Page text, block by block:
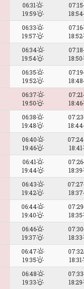
06:31
19:59
07:15
18:54
06:33
19:57
07:16
18:52
06:34
19:54
07:18
18:50
06:35
19:52
07:19
18:48
06:37
19:50
07:21
18:46
06:38
19:48
07:23
18:44
06:40
19:46
07:24
18:41
06:41
19:44
07:26
18:39
06:43
19:42
07:27
18:37
06:44
19:40
07:29
18:35
06:46
19:37
07:30
18:33
06:47
19:35
07:32
18:31
06:48
19:33
07:33
18:29